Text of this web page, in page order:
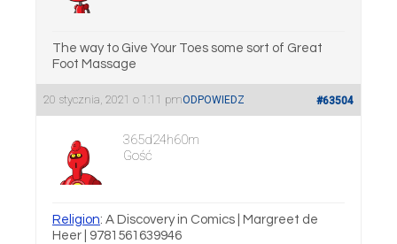
The way to Give Your Toes some sort of Great
Foot Massage
20 stycznia, 2021 o 1:11 pm #63504
ODPOWIEDZ
365d24h60m
Gość
Religion: A Discovery in Comics | Margreet de
Heer | 9781561639946